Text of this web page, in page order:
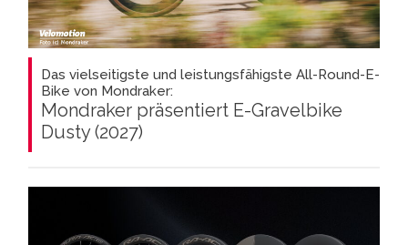
Das vielseitigste und leistungsfähigste All-Round-E-
Bike von Mondraker:
Mondraker präsentiert E-Gravelbike
Dusty (2027)